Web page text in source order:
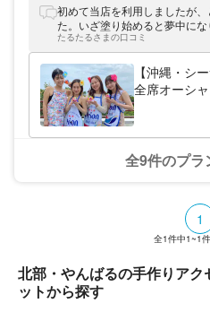
いくて愛
い小物ア
小物アイ
琉球ガラ
ない特別
ハネムー
ゼントと
成で作る
イテムを
®」商標登
で、早め
初めて当店を利用しましたが
た。いざ塗り始めると夢中にな
たるたるさまの口コミ
【沖縄・シ
全席オーシ
全9件のプラ
1
全1件中1~1
北部・やんばるの手作りア
ットから探す